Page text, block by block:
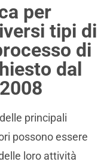
per
tipi di
di
dal
principali
possono essere
loro attività